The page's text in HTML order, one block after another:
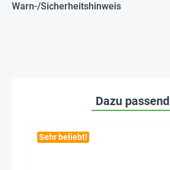
Warn-/Sicherheitshinweis
Dazu passend
Sehr beliebt!